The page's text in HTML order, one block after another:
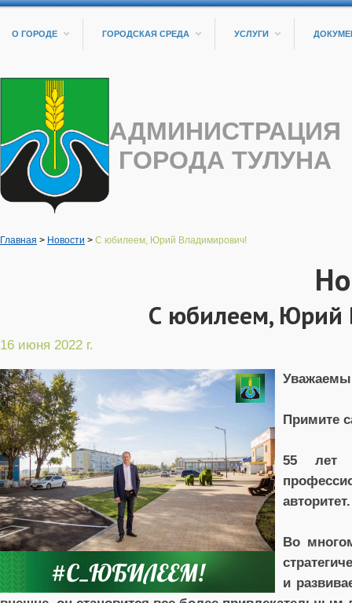
О ГОРОДЕ ГОРОДСКАЯ СРЕДА УСЛУГИ
АДМИНИСТРАЦИЯ
ГОРОДА ТУЛУНА
Главная > Новости > С юбилеем, Юрий Владимирович!
С юбилеем, Юрий
16 июня 2022 г.
Примите
55 лет
авторитет.
Во
и